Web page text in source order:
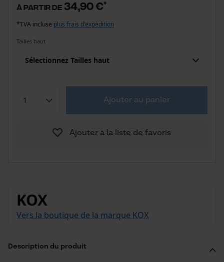
à partir de 34,90 €*
*TVA incluse plus frais d'expédition
Tailles haut
Sélectionnez Tailles haut
Ajouter au panier
Ajouter à la liste de favoris
KOX
Vers la boutique de la marque KOX
Description du produit